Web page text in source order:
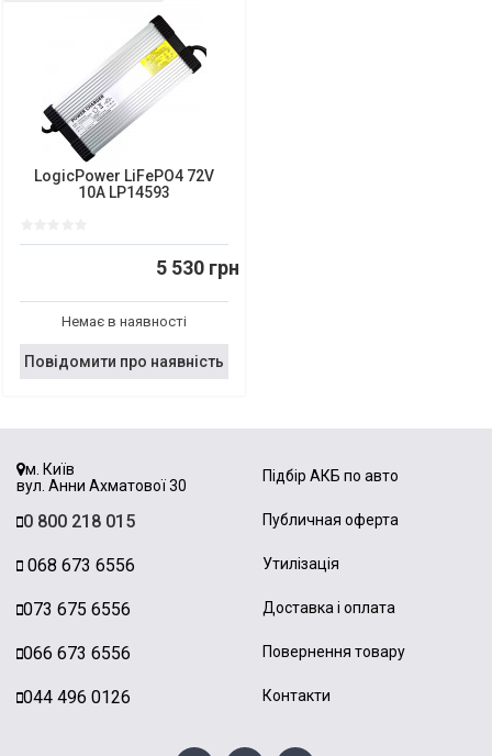
LogicPower LiFePO4 72V
10A LP14593
5 530 грн
Немає в наявності
Повідомити про наявність
м. Київ
вул. Анни Ахматової 30
0 800 218 015
068 673 6556
073 675 6556
066 673 6556
044 496 0126
Підбір АКБ по авто
Публичная оферта
Утилізація
Доставка і оплата
Повернення товару
Контакти